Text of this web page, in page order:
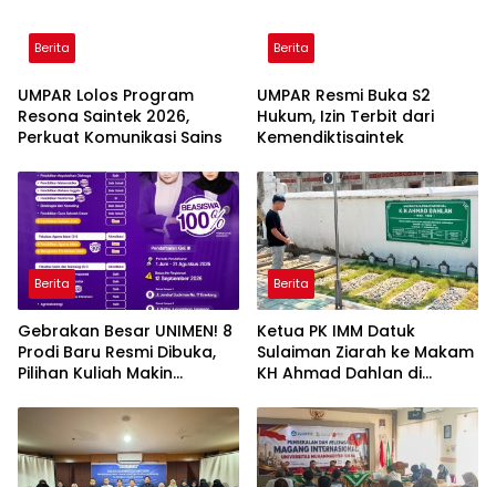
Berita
UMPAR Lolos Program
Resona Saintek 2026,
Perkuat Komunikasi Sains
Berita
UMPAR Resmi Buka S2
Hukum, Izin Terbit dari
Kemendiktisaintek
Berita
Gebrakan Besar UNIMEN! 8
Prodi Baru Resmi Dibuka,
Pilihan Kuliah Makin
Berita
Ketua PK IMM Datuk
Sulaiman Ziarah ke Makam
KH Ahmad Dahlan di